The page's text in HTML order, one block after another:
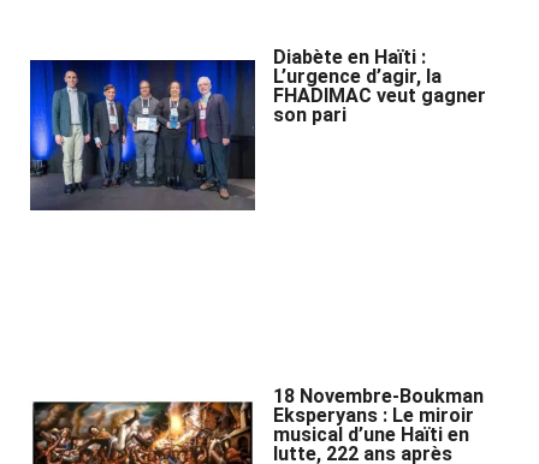
Diabète en Haïti :
L’urgence d’agir, la
FHADIMAC veut gagner
son pari
18 Novembre-Boukman
Eksperyans : Le miroir
musical d’une Haïti en
lutte, 222 ans après